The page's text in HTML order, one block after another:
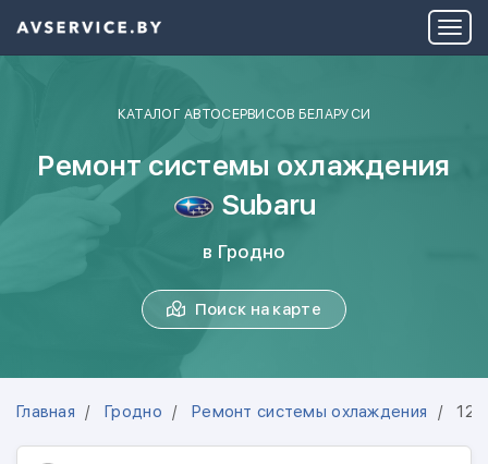
КАТАЛОГ АВТОСЕРВИСОВ БЕЛАРУСИ
Ремонт системы охлаждения
Subaru
в Гродно
Поиск на карте
Главная Гродно Ремонт системы охлаждения 12